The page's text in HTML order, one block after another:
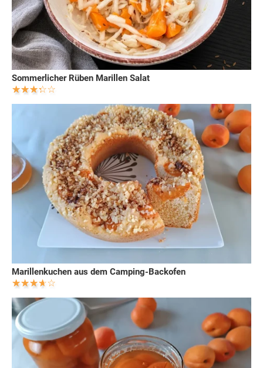
Sommerlicher Rüben Marillen Salat
Marillenkuchen aus dem Camping-Backofen